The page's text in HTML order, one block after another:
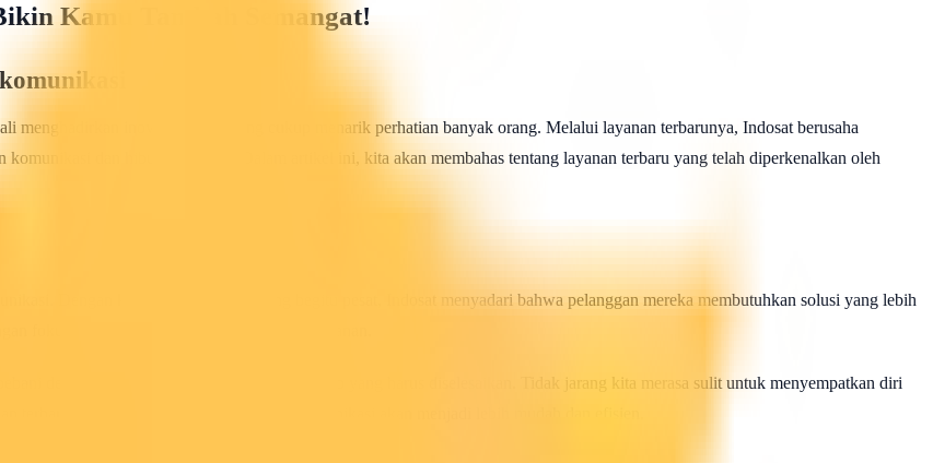
Kamu Tambah Semangat!
menghadirkan inovasi terbaru yang cukup menarik perhatian banyak orang. Melalui layanan terbarunya, Indosat berusaha
dan hiburan mereka. Dalam artikel ini, kita akan membahas tentang layanan terbaru yang telah diperkenalkan oleh
Dengan kemajuan teknologi yang begitu pesat, Indosat menyadari bahwa pelanggan mereka membutuhkan solusi yang lebih
fokus pada kecepatan, kualitas, dan kenyamanan.
dengan berbagai tugas dan tanggung jawab yang harus diselesaikan. Tidak jarang kita merasa sulit untuk menyempatkan diri
terbaru dari Indosat ini, segala kegiatan komunikasi akan menjadi lebih mudah dan efisien.